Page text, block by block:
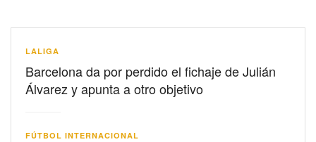
LALIGA
Barcelona da por perdido el fichaje de Julián
Álvarez y apunta a otro objetivo
FÚTBOL INTERNACIONAL